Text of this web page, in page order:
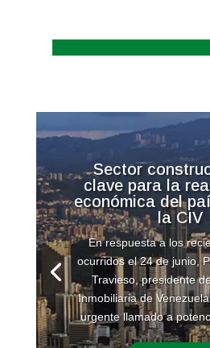
Sector
clave para la
económica del
la CIV
En respuesta a los
ocurridos el 24 de junio,
Travieso, presidente
Inmobiliaria de
urgente llamado a